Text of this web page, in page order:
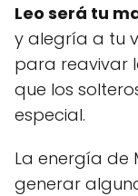
Leo será tu
y alegría a tu
para reavivar
que los
especial.
La energía de
generar